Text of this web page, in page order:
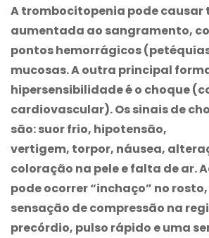
A trombocitopenia pode causar
aumentada ao sangramento,
pontos hemorrágicos
mucosas. A outra principal
hipersensibilidade é o choque
cardiovascular). Os sinais de
são: suor frio, hipotensão,
vertigem, torpor, náusea,
coloração na pele e falta de ar.
pode ocorrer “inchaço” no
sensação de compressão na
precórdio, pulso rápido e uma